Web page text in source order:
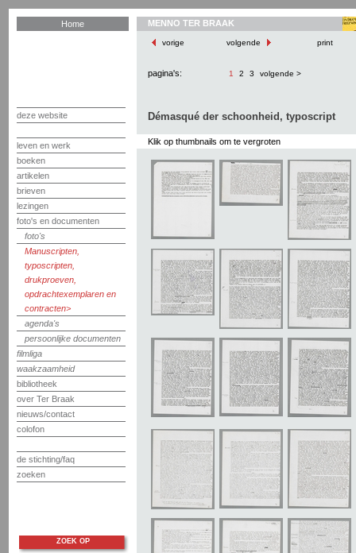
Home
deze website
leven en werk
boeken
artikelen
brieven
lezingen
foto's en documenten
foto's
Manuscripten,
typoscripten,
drukproeven,
opdrachtexemplaren en
contracten
agenda's
persoonlijke documenten
filmliga
waakzaamheid
bibliotheek
over Ter Braak
nieuws/contact
colofon
de stichting/faq
zoeken
MENNO TER BRAAK
vorige volgende print
pagina's: 1 2 3 volgende >
Démasqué der schoonheid, typoscript
Klik op thumbnails om te vergroten
ZOEK OP